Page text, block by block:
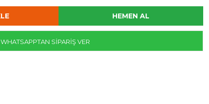
WHATSAPPTAN SİPARİŞ VER